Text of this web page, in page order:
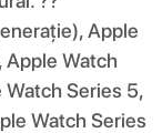
Apple
Apple Watch
Series 5,
Watch Series